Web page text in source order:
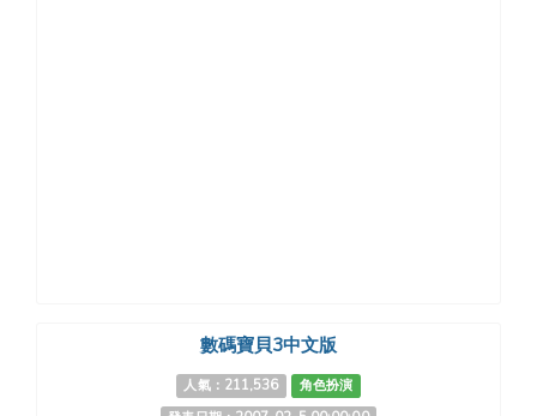
數碼寶貝3中文版
人氣：211,536
角色扮演